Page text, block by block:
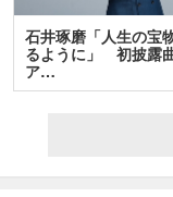
石井琢磨「人生の宝
るように」 初披露
ア…